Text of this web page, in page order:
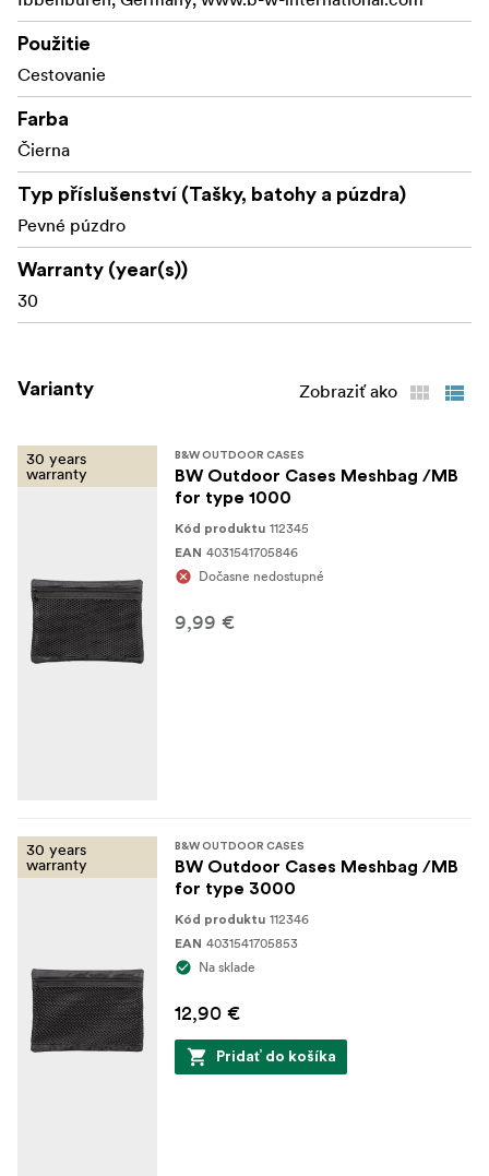
Použitie
Cestovanie
Farba
Čierna
Typ příslušenství (Tašky, batohy a púzdra)
Pevné púzdro
Warranty (year(s))
30
Varianty Zobraziť ako
30 years
warranty
B&W OUTDOOR CASES
BW Outdoor Cases Meshbag /MB
for type 1000
Kód produktu 112345
EAN 4031541705846
Dočasne nedostupné
9,99 €
30 years
warranty
B&W OUTDOOR CASES
BW Outdoor Cases Meshbag /MB
for type 3000
Kód produktu 112346
EAN 4031541705853
Na sklade
12,90 €
Pridať do košíka